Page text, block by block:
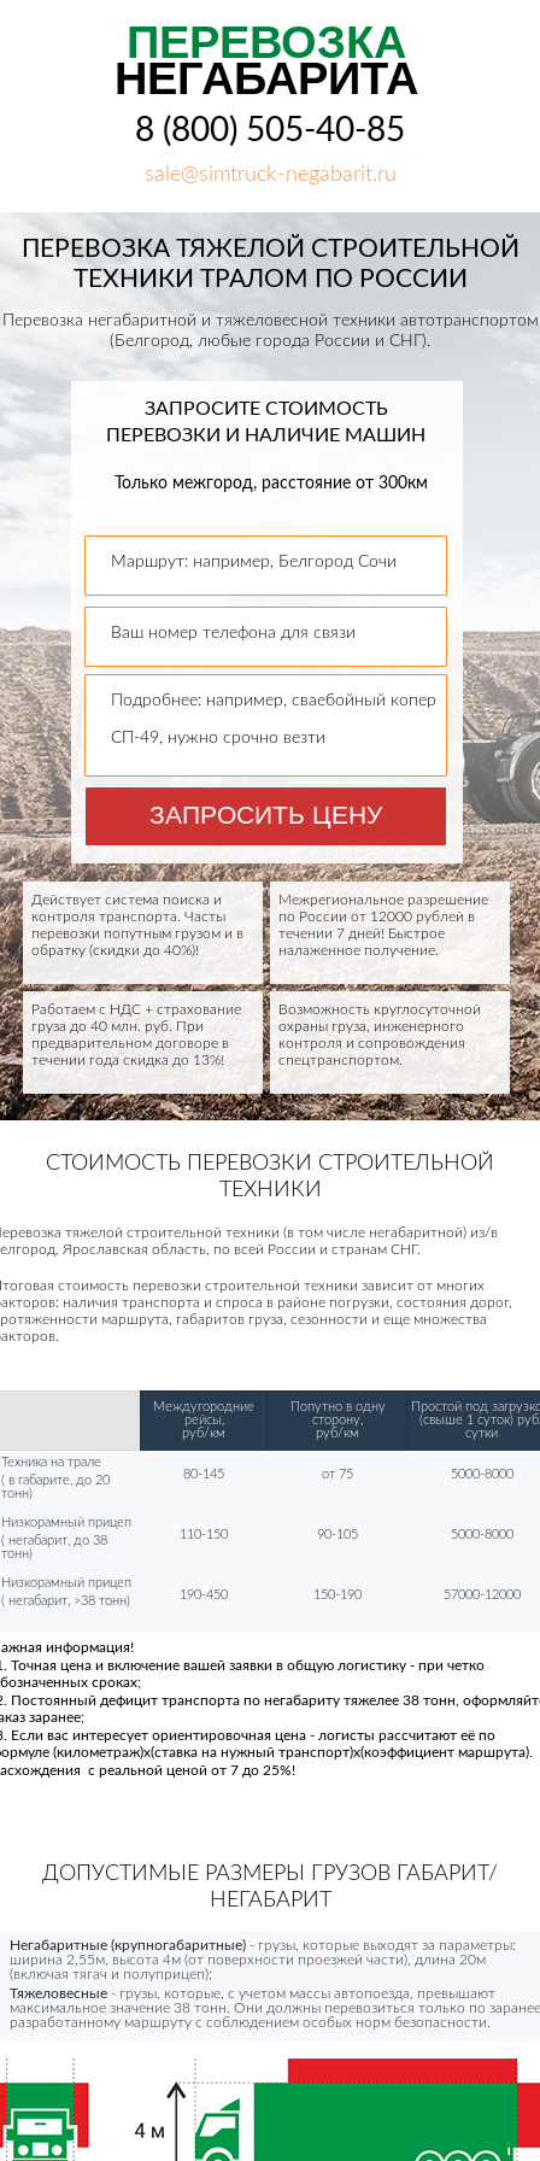
ПЕРЕВОЗКА
НЕГАБАРИТА
8 (800) 505-40-85
sale@simtruck-negabarit.ru
ПЕРЕВОЗКА ТЯЖЕЛОЙ СТРОИТЕЛЬНОЙ
ТЕХНИКИ ТРАЛОМ ПО РОССИИ
Перевозка негабаритной и тяжеловесной техники автотранспортом
(Белгород, любые города России и СНГ).
ЗАПРОСИТЕ СТОИМОСТЬ
ПЕРЕВОЗКИ И НАЛИЧИЕ МАШИН
Только межгород, расстояние от 300км
ЗАПРОСИТЬ ЦЕНУ
Маршрут: например, Белгород Сочи
Ваш номер телефона для связи
Подробнее: например, сваебойный копер
СП-49, нужно срочно везти
Межрегиональное разрешение
по России от 12000 рублей в
течении 7 дней! Быстрое
налаженное получение.
Действует система поиска и
контроля транспорта. Часты
перевозки попутным грузом и в
обратку (скидки до 40%)!
Возможность круглосуточной
охраны груза, инженерного
контроля и сопровождения
спецтранспортом.
Работаем с НДС + страхование
груза до 40 млн. руб. При
предварительном договоре в
течении года скидка до 13%!
СТОИМОСТЬ ПЕРЕВОЗКИ СТРОИТЕЛЬНОЙ
ТЕХНИКИ
тяжелой строительной техники (в том числе негабаритной) из/в
Ярославская область, по всей России и странам СНГ.
стоимость перевозки строительной техники зависит от многих
наличия транспорта и спроса в районе погрузки, состояния дорог,
маршрута, габаритов груза, сезонности и еще множества
Междугородние
рейсы,
руб/км
Попутно в одну
сторону,
руб/км
Простой под
(свыше 1 суток)
сутки
Техника на трале
( в габарите, до 20
тонн)
80-145 от 75 5000-8000
Низкорамный прицеп
( негабарит, до 38
тонн)
110-150 90-105 5000-8000
Низкорамный прицеп
( негабарит, >38 тонн)
190-450 150-190 57000-12000
информация!
Точная цена и включение вашей заявки в общую логистику - при четко
сроках;
Постоянный дефицит транспорта по негабариту тяжелее 38 тонн,
заранее;
Если вас интересует ориентировочная цена - логисты рассчитают её по
(километраж)х(ставка на нужный транспорт)х(коэффициент маршрута).
с реальной ценой от 7 до 25%!
ДОПУСТИМЫЕ РАЗМЕРЫ ГРУЗОВ ГАБАРИТ/
НЕГАБАРИТ
Негабаритные (крупногабаритные) - грузы, которые выходят за параметры:
ширина 2,55м, высота 4м (от поверхности проезжей части), длина 20м
(включая тягач и полуприцеп);
Тяжеловесные - грузы, которые, с учетом массы автопоезда, превышают
максимальное значение 38 тонн. Они должны перевозиться только по заранее
разработанному маршруту с соблюдением особых норм безопасности.